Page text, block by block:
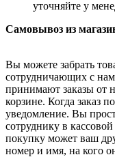
уточняйте у
Самовывоз из
Вы можете забрать
сотрудничающих с
принимают заказы от
корзине. Когда заказ
уведомление. Вы
сотруднику в
покупку может ваш
номер и имя, на кого